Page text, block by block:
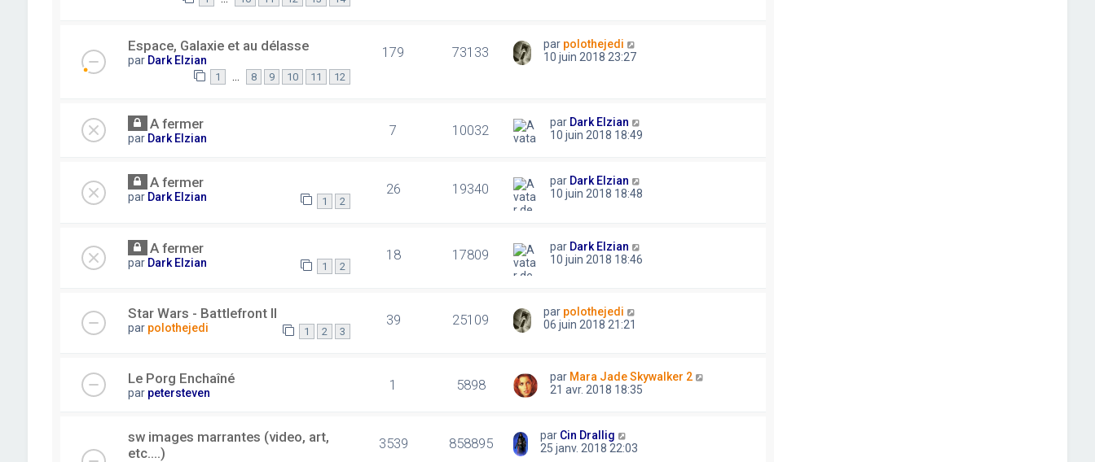
Espace, Galaxie et au délasse
par Dark Elzian
1 … 8 9 10 11 12
179 73133 par polothejedi
10 juin 2018 23:27
A fermer
par Dark Elzian 7 10032 par Dark Elzian
10 juin 2018 18:49
A fermer
par Dark Elzian 1 2
26 19340 par Dark Elzian
10 juin 2018 18:48
A fermer
par Dark Elzian 1 2
18 17809 par Dark Elzian
10 juin 2018 18:46
Star Wars - Battlefront II
par polothejedi 1 2 3
39 25109 par polothejedi
06 juin 2018 21:21
Le Porg Enchaîné
par petersteven 1 5898 par Mara Jade Skywalker 2
21 avr. 2018 18:35
sw images marrantes (video, art,
etc....)
3539 858895 par Cin Drallig
25 janv. 2018 22:03